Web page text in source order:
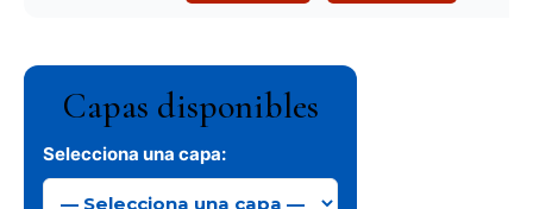
Capas disponibles
Selecciona una capa: